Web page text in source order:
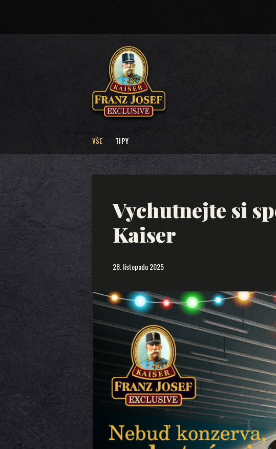
VŠE TIPY
Vychutnejte si
Kaiser
28. listopadu 2025